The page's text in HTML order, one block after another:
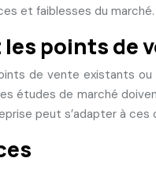
et faiblesses du marché.
points de
de vente existants
études de marché
peut s’adapter à ces